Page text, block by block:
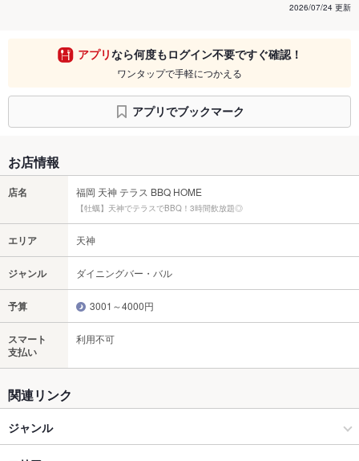
2026/07/24 更新
アプリなら何度もログイン不要ですぐ確認！
ワンタップで手軽につかえる
アプリでブックマーク
お店情報
店名 福岡 天神 テラス BBQ HOME
【牡蠣】天神でテラスでBBQ！3時間飲放題◎
エリア 天神
ジャンル ダイニングバー・バル
予算 3001～4000円
スマート
支払い
利用不可
関連リンク
ジャンル